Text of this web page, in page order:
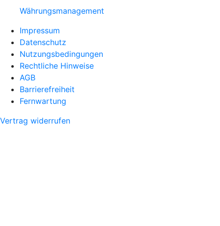
Währungsmanagement
Impressum
Datenschutz
Nutzungsbedingungen
Rechtliche Hinweise
AGB
Barrierefreiheit
Fernwartung
Vertrag widerrufen